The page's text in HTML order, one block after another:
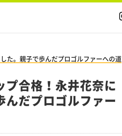
た。親子で歩んだプロゴルファーへの道
プ合格！永井花奈に
だプロゴルファー